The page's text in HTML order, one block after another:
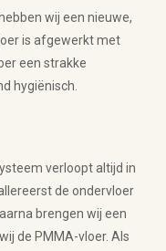
wij een nieuwe,
is afgewerkt met
een strakke
hygiënisch.
verloopt altijd in
de ondervloer
brengen wij een
de PMMA-vloer. Als